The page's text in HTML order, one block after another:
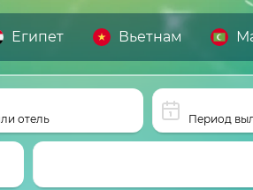
Египет Вьетнам
отель Период